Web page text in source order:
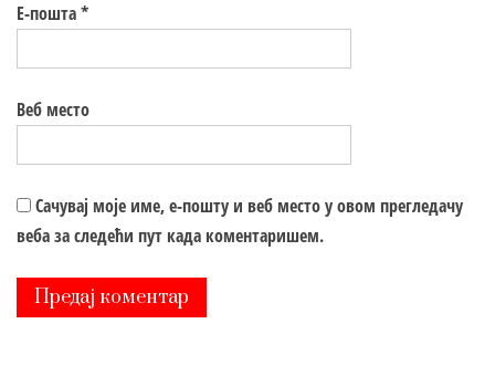
Е-пошта*
Веб место
Сачувај моје име, е-пошту и веб место у овом прегледачу
веба за следећи пут када коментаришем.